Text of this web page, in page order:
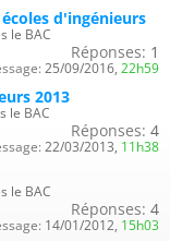
d'ingénieurs
le BAC
Réponses: 1
25/09/2016, 22h59
2013
le BAC
Réponses: 4
22/03/2013, 11h38
le BAC
Réponses: 4
14/01/2012, 15h03